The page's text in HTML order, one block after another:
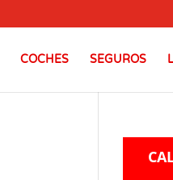
COCHES SEGUROS